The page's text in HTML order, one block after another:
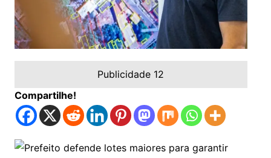
Publicidade 12
Compartilhe!